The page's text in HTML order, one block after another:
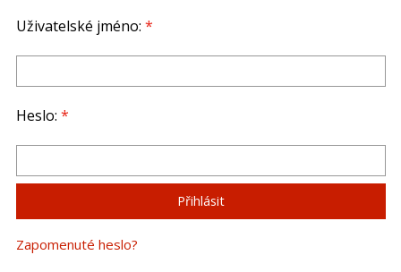
Uživatelské jméno: *
Heslo: *
Zapomenuté heslo?